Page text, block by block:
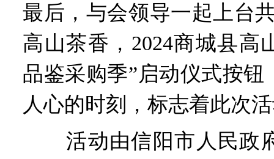
最后，与会领导一起上台
高山茶香，2024商城县高
品鉴采购季”启动仪式按钮
人心的时刻，标志着此次
活动由信阳市人民政